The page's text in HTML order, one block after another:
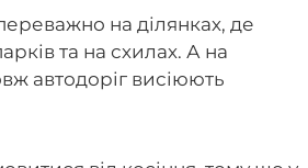
на ділянках, де
та на схилах. А на
автодоріг висіюють